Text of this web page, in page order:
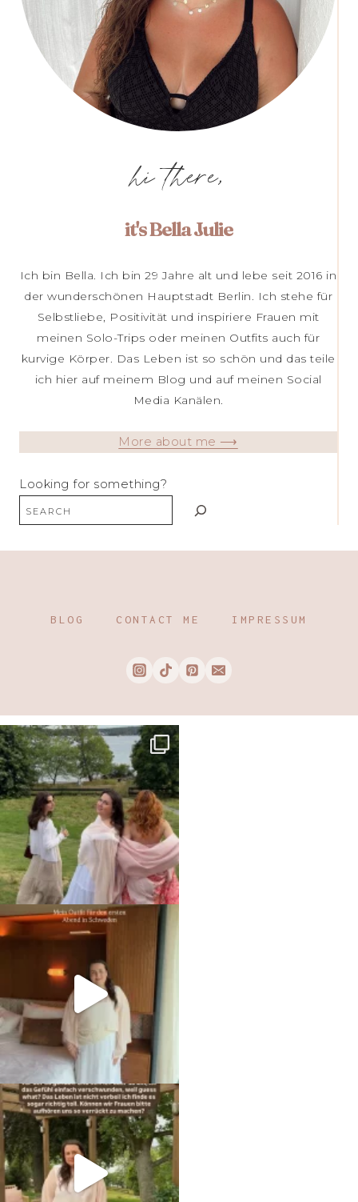
hi there,
it's Bella Julie
Ich bin Bella. Ich bin 29 Jahre alt und lebe seit 2016 in
der wunderschönen Hauptstadt Berlin. Ich stehe für
Selbstliebe, Positivität und inspiriere Frauen mit
meinen Solo-Trips oder meinen Outfits auch für
kurvige Körper. Das Leben ist so schön und das teile
ich hier auf meinem Blog und auf meinen Social
Media Kanälen.
More about me ⟶
Looking for something?
BLOG CONTACT ME IMPRESSUM